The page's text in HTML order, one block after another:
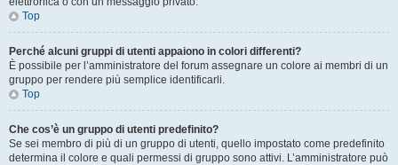
Top
Perché alcuni gruppi di utenti appaiono in colori differenti?
È possibile per l’amministratore del forum assegnare un colore ai membri di un
gruppo per rendere più semplice identificarli.
Top
Che cos’è un gruppo di utenti predefinito?
Se sei membro di più di un gruppo di utenti, quello impostato come predefinito
determina il colore e quali permessi di gruppo sono attivi. L’amministratore può